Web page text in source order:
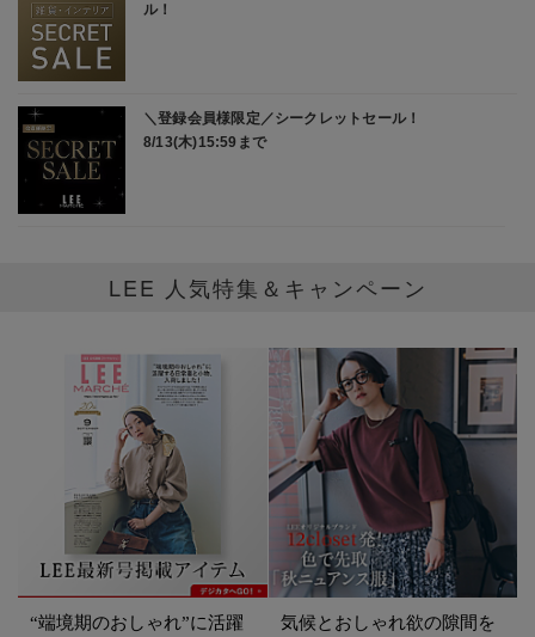
LEE 人気特集＆キャンペーン
“端境期のおしゃれ”に活躍
気候とおしゃれ欲の隙間を